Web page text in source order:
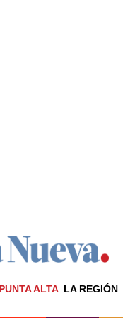
PUNTA ALTA LA REGIÓN